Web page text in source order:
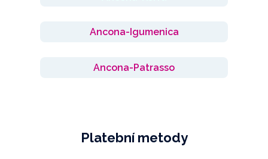
Ancona-Igumenica
Ancona-Patrasso
Platební metody